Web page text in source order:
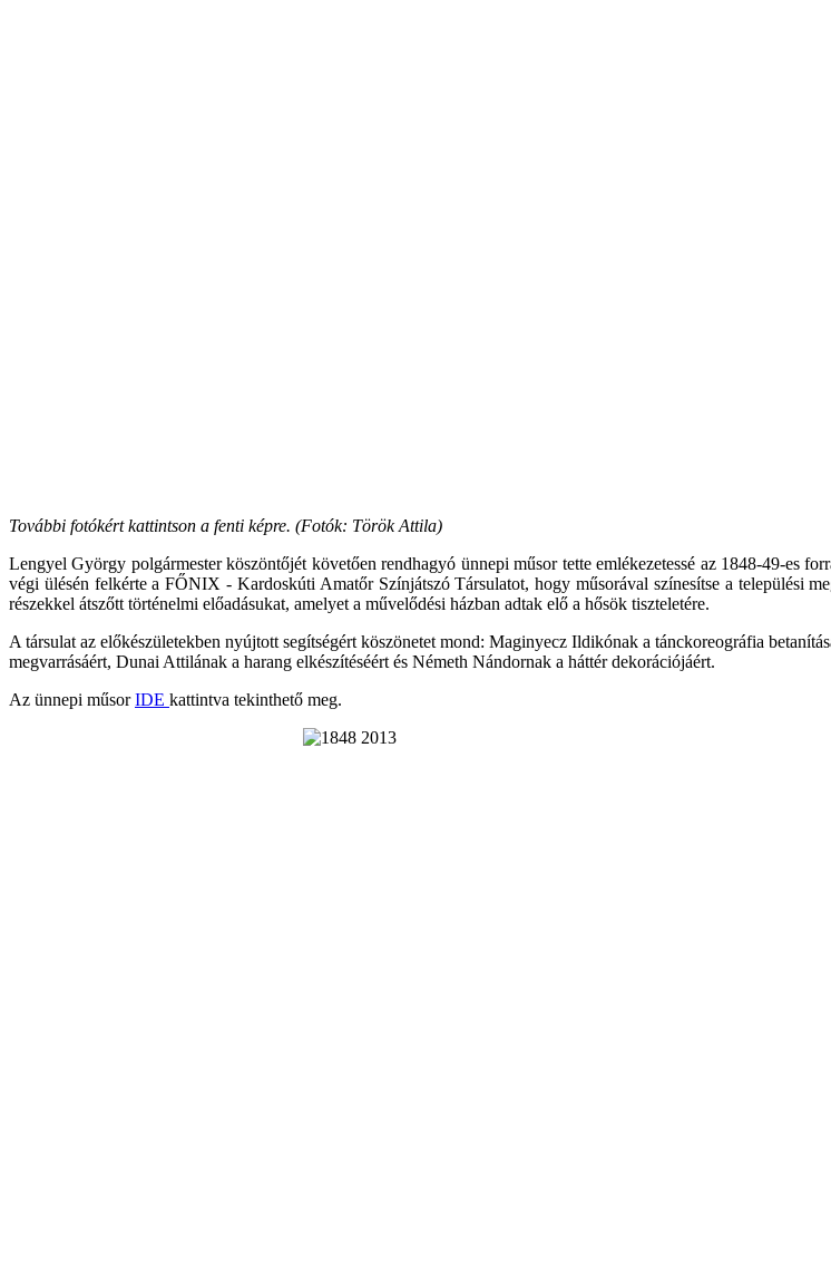
További fotókért kattintson a fenti képre. (Fotók: Török Attila)
Lengyel György polgármester köszöntőjét követően rendhagyó ünnepi műsor tette emlékezetessé az 1848-49-es
végi ülésén felkérte a FŐNIX - Kardoskúti Amatőr Színjátszó Társulatot, hogy műsorával színesítse a települési
részekkel átszőtt történelmi előadásukat, amelyet a művelődési házban adtak elő a hősök tiszteletére.
A társulat az előkészületekben nyújtott segítségért köszönetet mond: Maginyecz Ildikónak a tánckoreográfia
megvarrásáért, Dunai Attilának a harang elkészítéséért és Németh Nándornak a háttér dekorációjáért.
Az ünnepi műsorIDE kattintva tekinthető meg.